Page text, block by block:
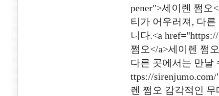
pener">세이렌 쩜오
티가 어우러져, 다
니다.<a
쩜오</a>세이렌 쩜
다른 곳에서는 만날
ttps://
렌 쩜오 감각적인